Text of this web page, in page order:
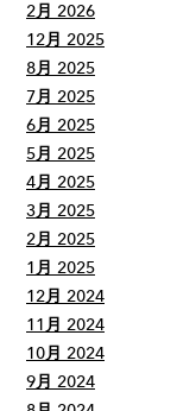
2月 2026
12月 2025
8月 2025
7月 2025
6月 2025
5月 2025
4月 2025
3月 2025
2月 2025
1月 2025
12月 2024
11月 2024
10月 2024
9月 2024